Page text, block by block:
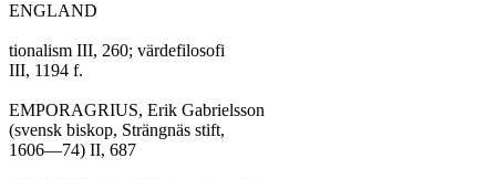
ENGLAND
tionalism III, 260; värdefilosofi
III, 1194 f.
EMPORAGRIUS, Erik Gabrielsson
(svensk biskop, Strängnäs stift,
1606—74) II, 687